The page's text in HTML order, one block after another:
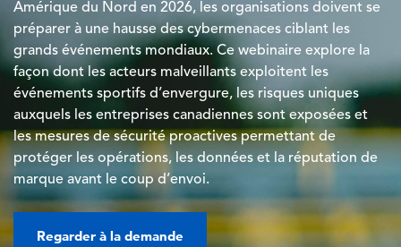
Amérique du Nord en 2026, les organisations doivent se
préparer à une hausse des cybermenaces ciblant les
grands événements mondiaux. Ce webinaire explore la
façon dont les acteurs malveillants exploitent les
événements sportifs d’envergure, les risques uniques
auxquels les entreprises canadiennes sont exposées et
les mesures de sécurité proactives permettant de
protéger les opérations, les données et la réputation de
marque avant le coup d’envoi.
Regarder à la demande